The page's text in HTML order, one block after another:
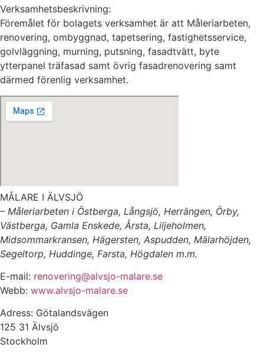
Verksamhetsbeskrivning:
Föremålet för bolagets verksamhet är att Måleriarbeten,
renovering, ombyggnad, tapetsering, fastighetsservice,
golvläggning, murning, putsning, fasadtvätt, byte
ytterpanel träfasad samt övrig fasadrenovering samt
därmed förenlig verksamhet.
MÅLARE I ÄLVSJÖ
– Måleriarbeten i Östberga, Långsjö, Herrängen, Örby,
Västberga, Gamla Enskede, Årsta, Liljeholmen,
Midsommarkransen, Hägersten, Aspudden, Mälarhöjden,
Segeltorp, Huddinge, Farsta, Högdalen m.m.
E-mail: renovering@alvsjo-malare.se
Webb: www.alvsjo-malare.se
Adress: Götalandsvägen
125 31 Älvsjö
Stockholm